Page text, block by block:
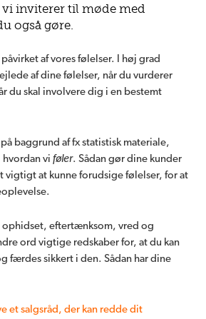
inviterer til møde med
også gøre.
af vores følelser. I høj grad
af dine følelser, når du vurderer
du skal involvere dig i en bestemt
baggrund af fx statistisk materiale,
hvordan vi føler. Sådan gør dine kunder
vigtigt at kunne forudsige følelser, for at
ophidset, eftertænksom, vred og
ord vigtige redskaber for, at du kan
færdes sikkert i den. Sådan har dine
et salgsråd, der kan redde dit